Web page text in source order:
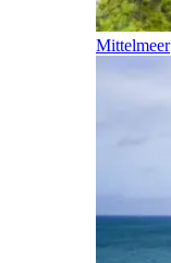
Mittelmeer